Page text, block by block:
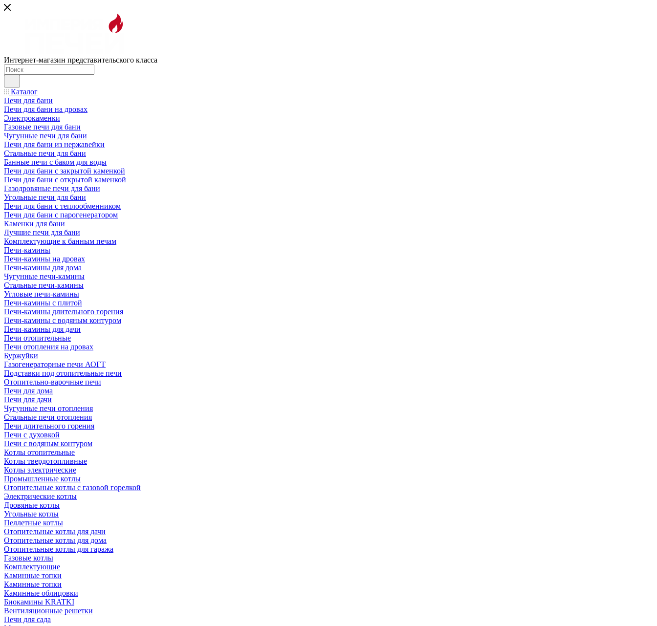
Интернет-магазин представительского класса
Каталог
Печи для бани
Печи для бани на дровах
Электрокаменки
Газовые печи для бани
Чугунные печи для бани
Печи для бани из нержавейки
Стальные печи для бани
Банные печи с баком для воды
Печи для бани с закрытой каменкой
Печи для бани с открытой каменкой
Газодровяные печи для бани
Угольные печи для бани
Печи для бани с теплообменником
Печи для бани с парогенератором
Каменки для бани
Лучшие печи для бани
Комплектующие к банным печам
Печи-камины
Печи-камины на дровах
Печи-камины для дома
Чугунные печи-камины
Стальные печи-камины
Угловые печи-камины
Печи-камины с плитой
Печи-камины длительного горения
Печи-камины с водяным контуром
Печи-камины для дачи
Печи отопительные
Печи отопления на дровах
Буржуйки
Газогенераторные печи АОГТ
Подставки под отопительные печи
Отопительно-варочные печи
Печи для дома
Печи для дачи
Чугунные печи отопления
Стальные печи отопления
Печи длительного горения
Печи с духовкой
Печи с водяным контуром
Котлы отопительные
Котлы твердотопливные
Котлы электрические
Промышленные котлы
Отопительные котлы с газовой горелкой
Электрические котлы
Дровяные котлы
Угольные котлы
Пеллетные котлы
Отопительные котлы для дачи
Отопительные котлы для дома
Отопительные котлы для гаража
Газовые котлы
Комплектующие
Каминные топки
Каминные топки
Каминные облицовки
Биокамины KRATKI
Вентиляционные решетки
Печи для сада